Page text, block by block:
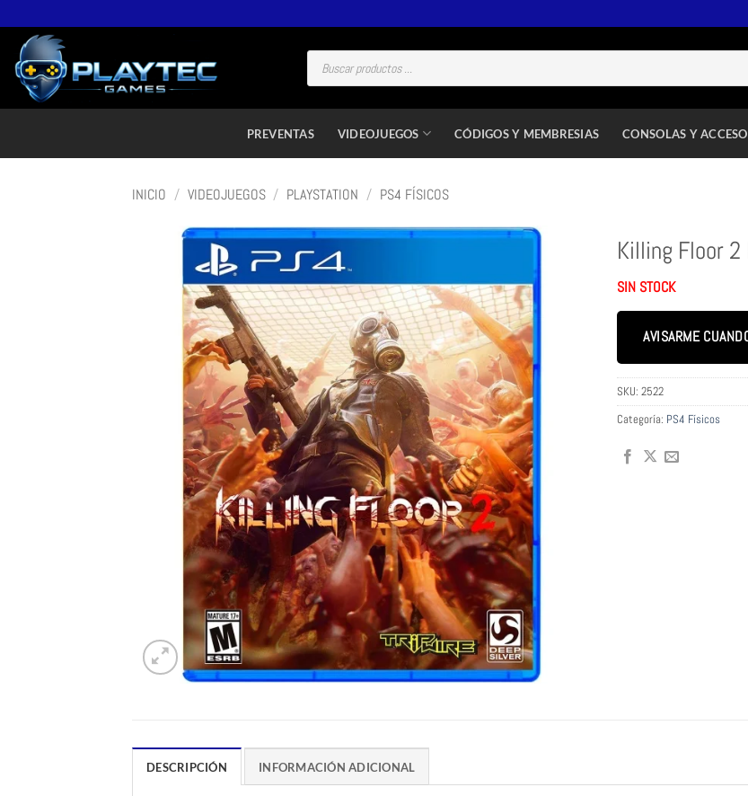
PREVENTAS VIDEOJUEGOS CÓDIGOS Y MEMBRESIAS CONSOLAS Y
INICIO / VIDEOJUEGOS / PLAYSTATION / PS4 FÍSICOS
Killing Floor
SIN STOCK
AVISARME
SKU: 2522
Categoría: PS4 Físicos
DESCRIPCIÓN INFORMACIÓN ADICIONAL